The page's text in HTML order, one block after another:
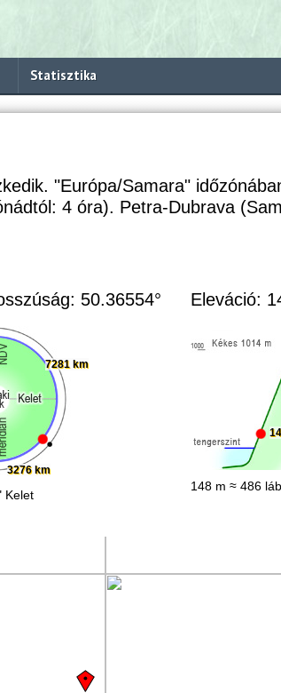
Statisztika
"Európa/Samara"
4 óra). Petra-Dubrava
50.36554°
3276 km
7281 km
Kelet
Eleváció:
148 m ≈ 486 láb